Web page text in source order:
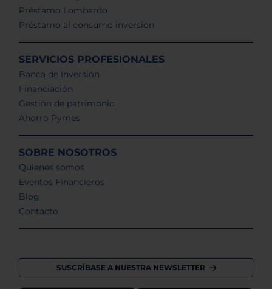
Préstamo Lombardo
Préstamo al consumo inversion
SERVICIOS PROFESIONALES
Banca de Inversión
Financiación
Gestión de patrimonio
Ahorro Pymes
SOBRE NOSOTROS
Quienes somos
Eventos Financieros
Blog
Contacto
SUSCRÍBASE A NUESTRA NEWSLETTER